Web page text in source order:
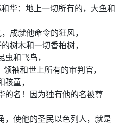
华：地上一切所有的，大鱼和
成就他命令的狂风，
树木和一切香柏树，
和飞鸟，
袖和世上所有的审判官，
童，
的名！因为独有他的名被尊
，使他的圣民以色列人，就是